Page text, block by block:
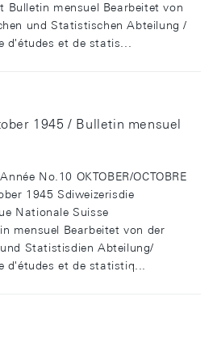
Bulletin mensuel Bearbeitet von
und Statistischen Abteilung /
d'études et de statis...
1945 / Bulletin mensuel
No.10 OKTOBER/OCTOBRE
1945 Sdiweizerisdie
Nationale Suisse
mensuel Bearbeitet von der
Statistisdien Abteilung/
d'études et de statistiq...